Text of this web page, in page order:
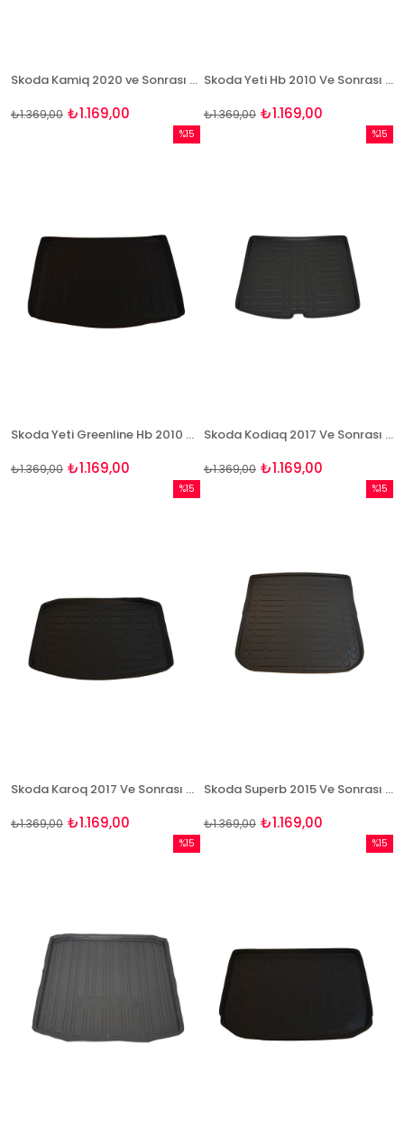
Skoda Kamiq 2020 ve Sonrası 3D Bagaj Havuzu Bizymo
₺1.169,00
₺1.369,00
Skoda Yeti Hb 2010 Ve Sonrası 3D Bagaj Havuzu Bizymo
₺1.169,00
₺1.369,00
Skoda Yeti Greenline Hb 2010 Ve Sonrası 3D Bagaj Havuzu Bizymo
₺1.169,00
₺1.369,00
%15
Skoda Kodiaq 2017 Ve Sonrası 3D Bagaj Havuzu Bizymo
₺1.169,00
₺1.369,00
%15
Skoda Karoq 2017 Ve Sonrası 3D Bagaj Havuzu Bizymo
₺1.169,00
₺1.369,00
%15
Skoda Superb 2015 Ve Sonrası 3D Bagaj Havuzu Bizymo
₺1.169,00
₺1.369,00
%15
%15
%15